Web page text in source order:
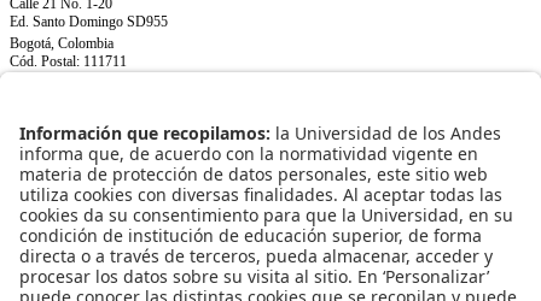
Calle 21 No. 1-20
Ed. Santo Domingo SD955
Bogotá, Colombia
Cód. Postal: 111711
NORMATIVIDAD INSTITUCIONAL
Transparencia y acceso a información pública
Uso de datos personales
ENLACES RÁPIDOS